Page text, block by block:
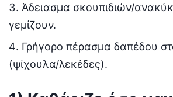
Άδειασμα σκουπιδιών/
γεμίζουν.
Γρήγορο πέρασμα δαπέδου
(ψίχουλα/λεκέδες).